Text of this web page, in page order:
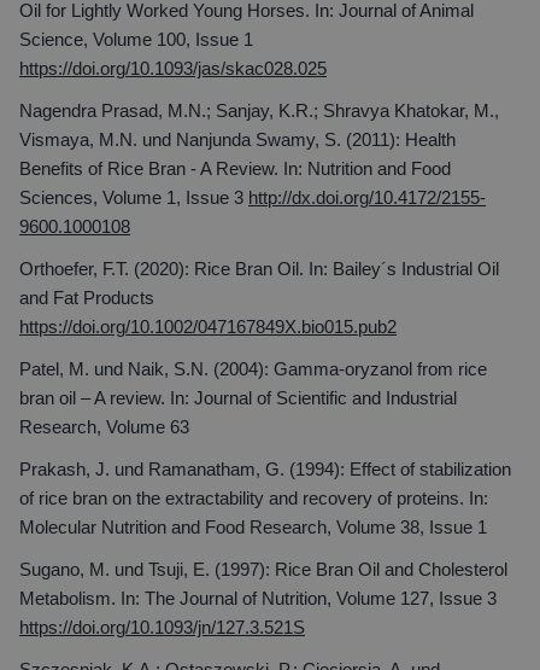
Oil for Lightly Worked Young Horses. In: Journal of Animal
Science, Volume 100, Issue 1
https://doi.org/10.1093/jas/skac028.025
Nagendra Prasad, M.N.; Sanjay, K.R.; Shravya Khatokar, M.,
Vismaya, M.N. und Nanjunda Swamy, S. (2011): Health
Benefits of Rice Bran - A Review. In: Nutrition and Food
Sciences, Volume 1, Issue 3 http://dx.doi.org/10.4172/2155-
9600.1000108
Orthoefer, F.T. (2020): Rice Bran Oil. In: Bailey´s Industrial Oil
and Fat Products
https://doi.org/10.1002/047167849X.bio015.pub2
Patel, M. und Naik, S.N. (2004): Gamma-oryzanol from rice
bran oil – A review. In: Journal of Scientific and Industrial
Research, Volume 63
Prakash, J. und Ramanatham, G. (1994): Effect of stabilization
of rice bran on the extractability and recovery of proteins. In:
Molecular Nutrition and Food Research, Volume 38, Issue 1
Sugano, M. und Tsuji, E. (1997): Rice Bran Oil and Cholesterol
Metabolism. In: The Journal of Nutrition, Volume 127, Issue 3
https://doi.org/10.1093/jn/127.3.521S